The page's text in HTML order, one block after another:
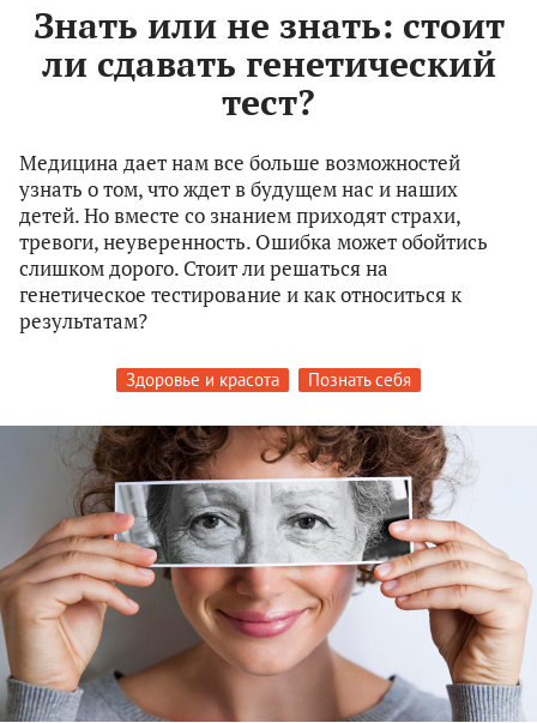
Знать или не знать: стоит
ли сдавать генетический
тест?
Медицина дает нам все больше возможностей
узнать о том, что ждет в будущем нас и наших
детей. Но вместе со знанием приходят страхи,
тревоги, неуверенность. Ошибка может обойтись
слишком дорого. Стоит ли решаться на
генетическое тестирование и как относиться к
результатам?
Здоровье и красота Познать себя